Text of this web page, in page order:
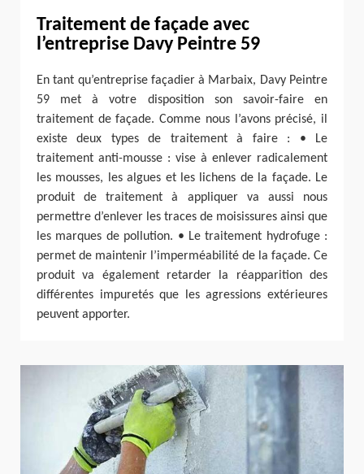
Traitement de façade avec
l’entreprise Davy Peintre 59
En tant qu’entreprise façadier à Marbaix, Davy Peintre
59 met à votre disposition son savoir-faire en
traitement de façade. Comme nous l’avons précisé, il
existe deux types de traitement à faire : • Le
traitement anti-mousse : vise à enlever radicalement
les mousses, les algues et les lichens de la façade. Le
produit de traitement à appliquer va aussi nous
permettre d’enlever les traces de moisissures ainsi que
les marques de pollution. • Le traitement hydrofuge :
permet de maintenir l’imperméabilité de la façade. Ce
produit va également retarder la réapparition des
différentes impuretés que les agressions extérieures
peuvent apporter.